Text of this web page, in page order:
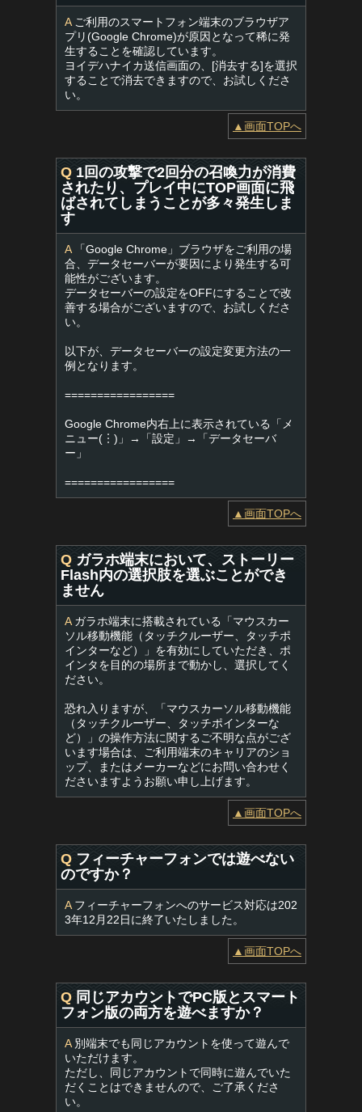
Aご利用のスマートフォン端末のブラウザア
プリ(Google Chrome)が原因となって稀に発
生することを確認しています。
ヨイデハナイカ送信画面の、[消去する]を選択
することで消去できますので、お試しくださ
い。
▲画面TOPへ
Q 1回の攻撃で2回分の召喚力が消費
されたり、プレイ中にTOP画面に飛
ばされてしまうことが多々発生しま
す
A「Google Chrome」ブラウザをご利用の場
合、データセーバーが要因により発生する可
能性がございます。
データセーバーの設定をOFFにすることで改
善する場合がございますので、お試しくださ
い。
以下が、データセーバーの設定変更方法の一
例となります。
=================
Google Chrome内右上に表示されている「メ
ニュー(︙)」→「設定」→「データセーバ
ー」
=================
▲画面TOPへ
Q ガラホ端末において、ストーリー
Flash内の選択肢を選ぶことができ
ません
Aガラホ端末に搭載されている「マウスカー
ソル移動機能（タッチクルーザー、タッチポ
インターなど）」を有効にしていただき、ポ
インタを目的の場所まで動かし、選択してく
ださい。
恐れ入りますが、「マウスカーソル移動機能
（タッチクルーザー、タッチポインターな
ど）」の操作方法に関するご不明な点がござ
います場合は、ご利用端末のキャリアのショ
ップ、またはメーカーなどにお問い合わせく
ださいますようお願い申し上げます。
▲画面TOPへ
Q フィーチャーフォンでは遊べない
のですか？
Aフィーチャーフォンへのサービス対応は202
3年12月22日に終了いたしました。
▲画面TOPへ
Q 同じアカウントでPC版とスマート
フォン版の両方を遊べますか？
A別端末でも同じアカウントを使って遊んで
いただけます。
ただし、同じアカウントで同時に遊んでいた
だくことはできませんので、ご了承くださ
い。